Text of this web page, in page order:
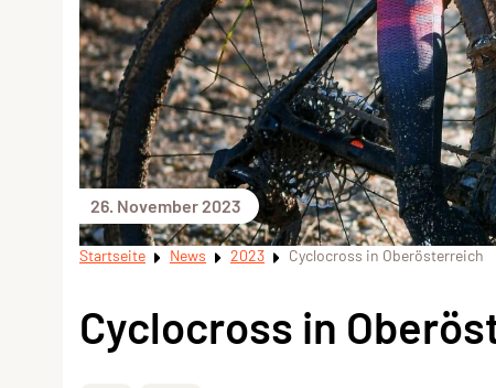
26. November 2023
Startseite News 2023 Cyclocross in Oberösterreich
Cyclocross in